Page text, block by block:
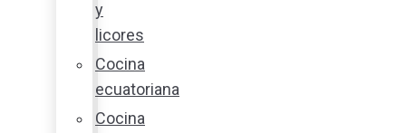
y
licores
Cocina
ecuatoriana
Cocina